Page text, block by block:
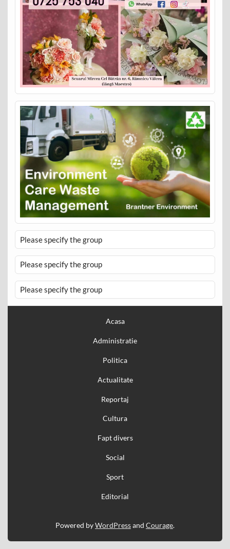
Please specify the group
Please specify the group
Please specify the group
Acasa
Administratie
Politica
Actualitate
Reportaj
Cultura
Fapt divers
Social
Sport
Editorial
Powered byWordPressand Courage.